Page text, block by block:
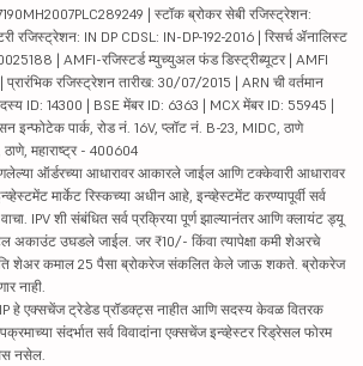
| स्टॉक ब्रोकर सेबी रजिस्ट्रेशन:
रजिस्ट्रेशन: IN DP CDSL: IN-DP-192-2016 | रिसर्च ॲनालिस्ट
| AMFI-रजिस्टर्ड म्युच्युअल फंड डिस्ट्रीब्यूटर | AMFI
रजिस्ट्रेशन तारीख: 30/07/2015 | ARN ची वर्तमान
ID: 14300 | BSE मेंबर ID: 6363 | MCX मेंबर ID: 55945 |
इन्फोटेक पार्क, रोड नं. 16V, प्लॉट नं. B-23, MIDC, ठाणे
महाराष्ट्र - 400604
ऑर्डरच्या आधारावर आकारले जाईल आणि टक्केवारी आधारावर
मार्केट रिस्कच्या अधीन आहे, इन्व्हेस्टमेंट करण्यापूर्वी सर्व
IPV शी संबंधित सर्व प्रक्रिया पूर्ण झाल्यानंतर आणि क्लायंट ड्यू
अकाउंट उघडले जाईल. जर ₹10/- किंवा त्यापेक्षा कमी शेअरचे
शेअर कमाल 25 पैसा ब्रोकरेज संकलित केले जाऊ शकते. ब्रोकरेज
नाही.
हे एक्सचेंज ट्रेडेड प्रॉडक्ट्स नाहीत आणि सदस्य केवळ वितरक
संदर्भात सर्व विवादांना एक्सचेंज इन्व्हेस्टर रिड्रेसल फोरम
नसेल.